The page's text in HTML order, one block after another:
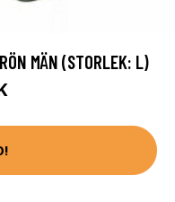
MÄN (STORLEK: L)